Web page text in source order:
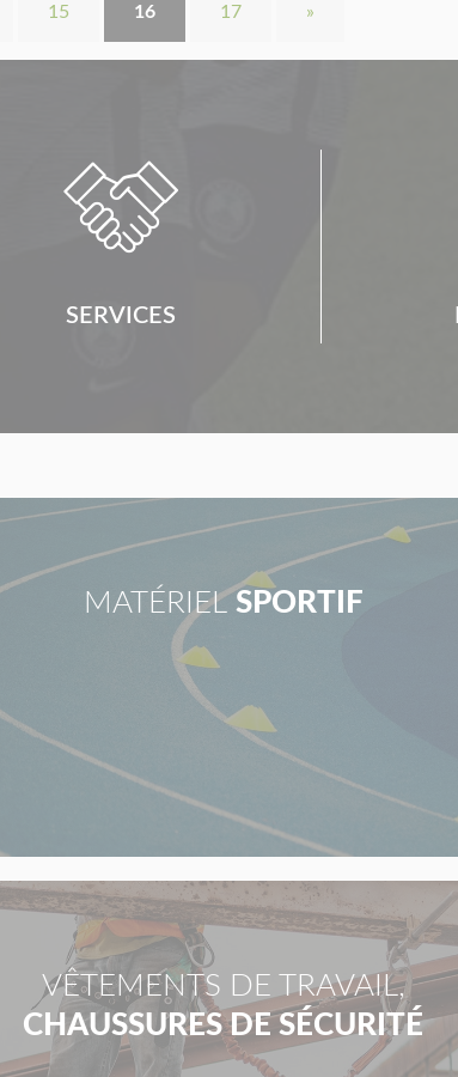
15 16 17 »

SERVICES
MATÉRIEL SPORTIF
VÊTEMENTS DE TRAVAIL,
CHAUSSURES DE SÉCURITÉ